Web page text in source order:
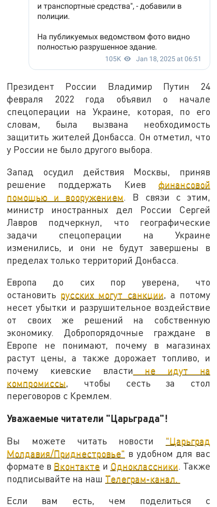
Президент России Владимир Путин 24
февраля 2022 года объявил о начале
спецоперации на Украине, которая, по его
словам, была вызвана необходимость
защитить жителей Донбасса. Он отметил, что
у России не было другого выбора.
Запад осудил действия Москвы, приняв
решение поддержать Киев финансовой
помощью и вооружением . В связи с этим,
министр иностранных дел России Сергей
Лавров подчеркнул, что географические
задачи спецоперации на Украине
изменились, и они не будут завершены в
пределах только территорий Донбасса.
Европа до сих пор уверена, что
остановить русских могут санкции, а потому
несет убытки и разрушительное воздействие
от своих же решений на собственную
экономику. Добропорядочные граждане в
Европе не понимают, почему в магазинах
растут цены, а также дорожает топливо, и
почему киевские власти не идут на
компромиссы, чтобы сесть за стол
переговоров с Кремлем.
Уважаемые читатели "Царьграда"!
Вы можете читать новости "Царьград
Молдавия/Приднестровье" в удобном для вас
формате в Вконтакте и Одноклассники. Также
подписывайте на наш Телеграм-канал.
Если вам есть, чем поделиться с